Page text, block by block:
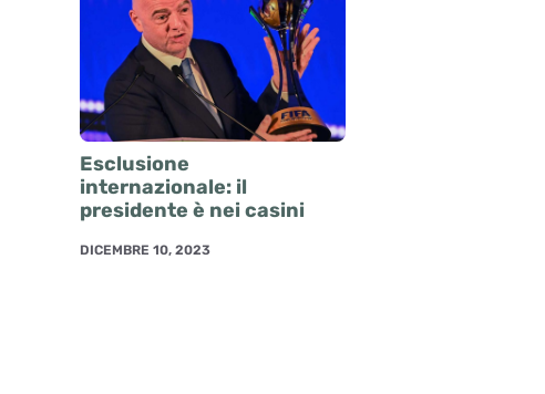
Esclusione
internazionale: il
presidente è nei casini
DICEMBRE 10, 2023